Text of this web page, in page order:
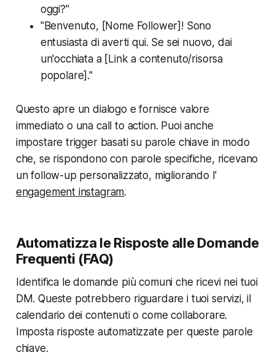
oggi?"
"Benvenuto, [Nome Follower]! Sono
entusiasta di averti qui. Se sei nuovo, dai
un'occhiata a [Link a contenuto/risorsa
popolare]."
Questo apre un dialogo e fornisce valore
immediato o una call to action. Puoi anche
impostare trigger basati su parole chiave in modo
che, se rispondono con parole specifiche, ricevano
un follow-up personalizzato, migliorando l'
engagement instagram.
Automatizza le Risposte alle Domande
Frequenti (FAQ)
Identifica le domande più comuni che ricevi nei tuoi
DM. Queste potrebbero riguardare i tuoi servizi, il
calendario dei contenuti o come collaborare.
Imposta risposte automatizzate per queste parole
chiave.